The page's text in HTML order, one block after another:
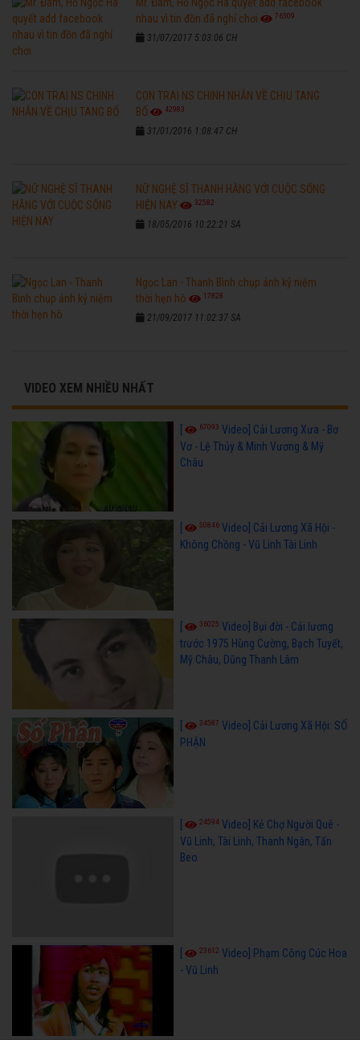
nhau vì tin đồn đã nghỉ chơi
76309
31/07/2017 5:03:06 CH
CON TRAI NS CHINH NHẪN VỀ CHỊU TANG
BỐ
42983
31/01/2016 1:08:47 CH
NỮ NGHỆ SĨ THANH HẰNG VỚI CUỘC SỐNG
HIỆN NAY
32582
18/05/2016 10:22:21 SA
Ngọc Lan - Thanh Bình chụp ảnh kỷ niệm
thời hẹn hò
17828
21/09/2017 11:02:37 SA
VIDEO XEM NHIỀU NHẤT
[ 67093 Video] Cải Lương Xưa - Bơ
Vơ - Lệ Thủy & Minh Vương & Mỹ
Châu
50846 Video] Cải Lương Xã Hội -
Không Chồng - Vũ Linh Tài Linh
36025 Video] Bụi đời - Cải lương
trước 1975 Hùng Cường, Bạch Tuyết,
Mỹ Châu, Dũng Thanh Lâm
34587 Video] Cải Lương Xã Hội: SỐ
PHẬN
24594 Video] Kẻ Chợ Người Quê -
Vũ Linh, Tài Linh, Thanh Ngân, Tấn
Beo
23612 Video] Phạm Công Cúc Hoa
- Vũ Linh